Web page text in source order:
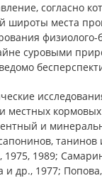
согласно
широты места
физиолого-
суровыми
местных
и
танинов
1975, 1989;
и др., 1977;